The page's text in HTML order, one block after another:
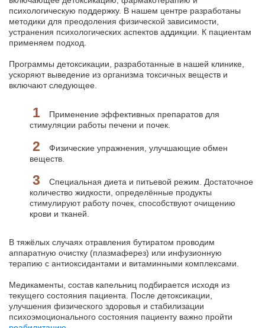
психологическую поддержку. В нашем центре разработаны
методики для преодоления физической зависимости,
устранения психологических аспектов аддикции. К пациентам
применяем подход.
Программы детоксикации, разработанные в нашей клинике,
ускоряют выведение из организма токсичных веществ и
включают следующее.
Применение эффективных препаратов для
стимуляции работы печени и почек.
Физические упражнения, улучшающие обмен
веществ.
Специальная диета и питьевой режим. Достаточное
количество жидкости, определённые продукты
стимулируют работу почек, способствуют очищению
крови и тканей.
В тяжёлых случаях отравления бутиратом проводим
аппаратную очистку (плазмаферез) или инфузионную
терапию с антиоксидантами и витаминными комплексами.
Медикаменты, состав капельниц подбирается исходя из
текущего состояния пациента. После детоксикации,
улучшения физического здоровья и стабилизации
психоэмоционального состояния пациенту важно пройти